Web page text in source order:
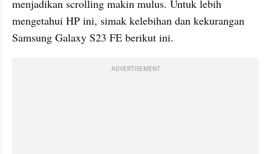
menjadikan scrolling makin mulus. Untuk lebih
mengetahui HP ini, simak kelebihan dan kekurangan
Samsung Galaxy S23 FE berikut ini.
ADVERTISEMENT